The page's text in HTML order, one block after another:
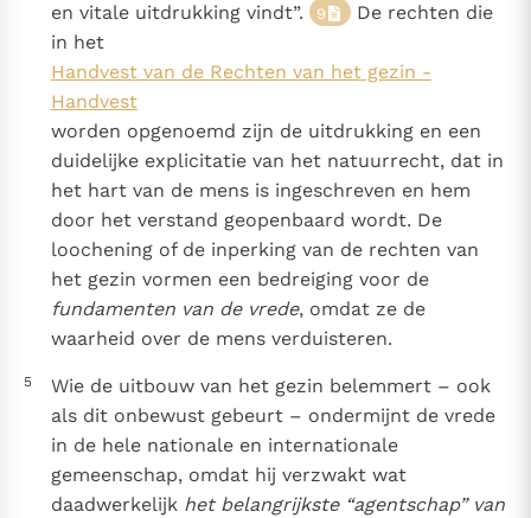
en vitale uitdrukking vindt”.
9
De rechten die
in het
Handvest van de Rechten van het gezin -
Handvest
worden opgenoemd zijn de uitdrukking en een
duidelijke explicitatie van het natuurrecht, dat in
het hart van de mens is ingeschreven en hem
door het verstand geopenbaard wordt. De
loochening of de inperking van de rechten van
het gezin vormen een bedreiging voor de
fundamenten van de vrede, omdat ze de
waarheid over de mens verduisteren.
5
Wie de uitbouw van het gezin belemmert – ook
als dit onbewust gebeurt – ondermijnt de vrede
in de hele nationale en internationale
gemeenschap, omdat hij verzwakt wat
daadwerkelijk het belangrijkste “agentschap” van